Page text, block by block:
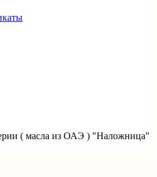
( масла из ОАЭ ) "Наложница"